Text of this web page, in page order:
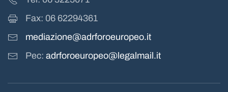
Fax: 06 62294361
mediazione@adrforoeuropeo.it
Pec: adrforoeuropeo@legalmail.it